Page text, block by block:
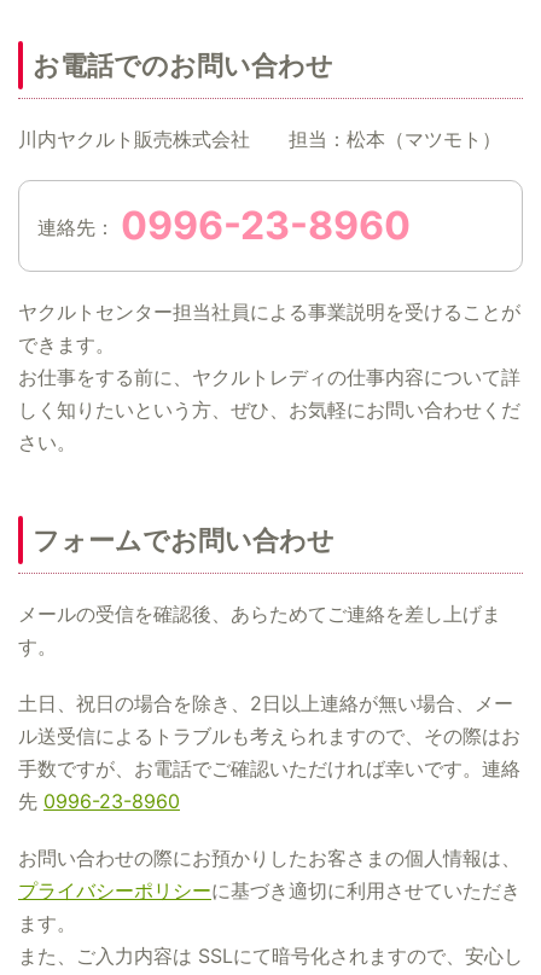
お電話でのお問い合わせ
川内ヤクルト販売株式会社 担当：松本（マツモト）
連絡先： 0996-23-8960
ヤクルトセンター担当社員による事業説明を受けることが
できます。
お仕事をする前に、ヤクルトレディの仕事内容について詳
しく知りたいという方、ぜひ、お気軽にお問い合わせくだ
さい。
フォームでお問い合わせ
メールの受信を確認後、あらためてご連絡を差し上げま
す。
土日、祝日の場合を除き、2日以上連絡が無い場合、メー
ル送受信によるトラブルも考えられますので、その際はお
手数ですが、お電話でご確認いただければ幸いです。連絡
先 0996-23-8960
お問い合わせの際にお預かりしたお客さまの個人情報は、
プライバシーポリシーに基づき適切に利用させていただき
ます。
また、ご入力内容は SSLにて暗号化されますので、安心し